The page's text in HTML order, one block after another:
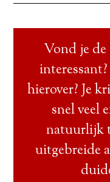
Vond je
hierover? Je
snel veel
natuurlijk
uitgebreide